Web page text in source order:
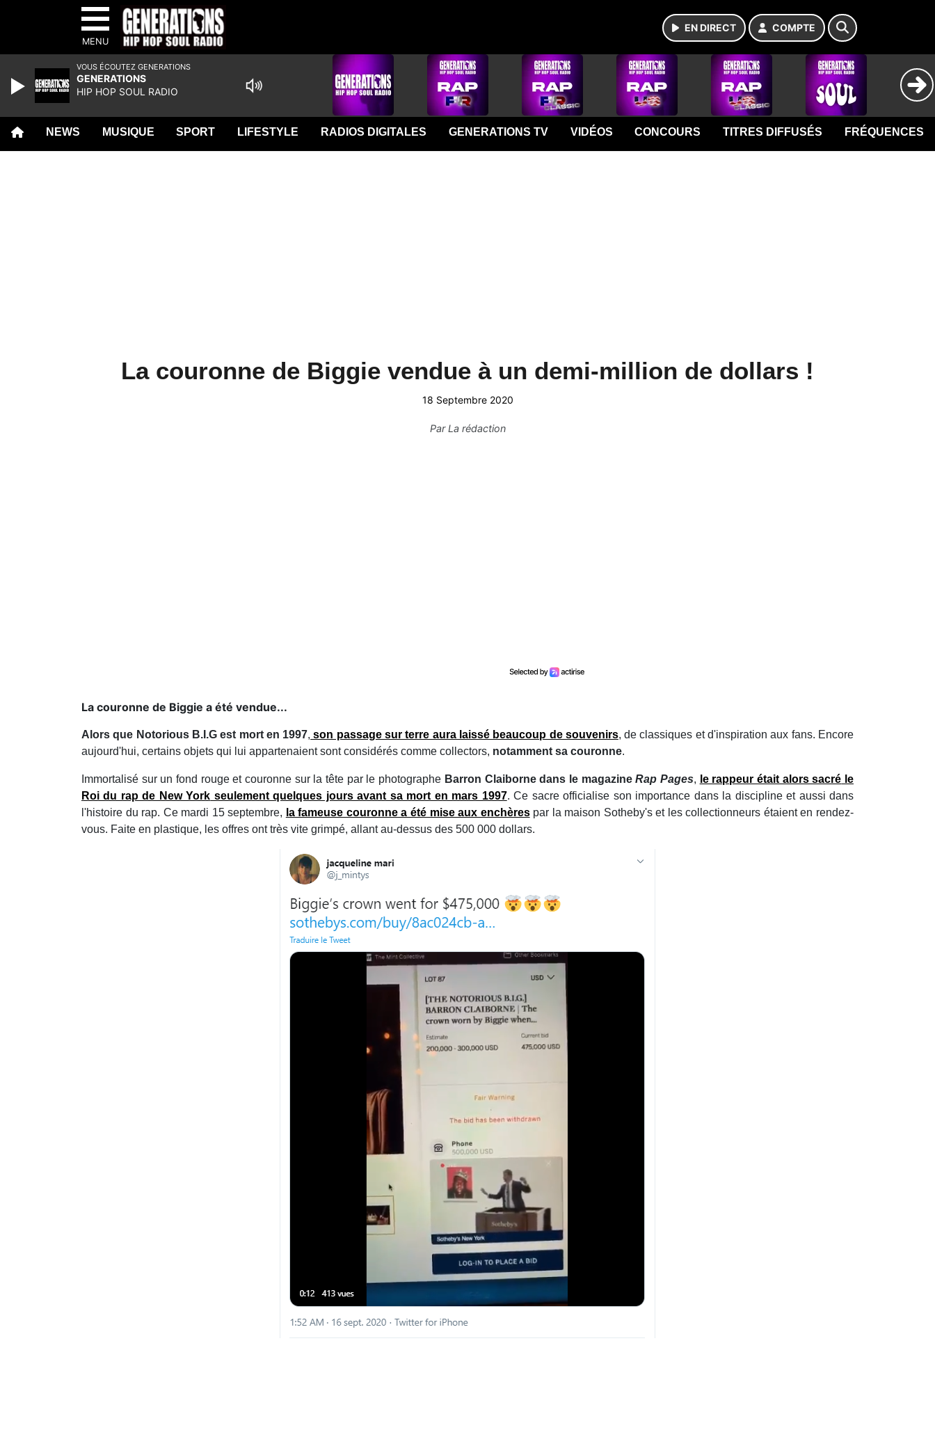
MENU
EN DIRECT COMPTE
NEWS MUSIQUE SPORT LIFESTYLE RADIOS DIGITALES GENERATIONS TV VIDÉOS CONCOURS TITRES DIFFUSÉS FRÉQUENCES
La couronne de Biggie vendue à un demi-million de dollars !
18 Septembre 2020
ParLa rédaction
La couronne de Biggie a été vendue...
Alors que Notorious B.I.G est mort en 1997, son passage sur terre aura laissé beaucoup de souvenirs, de classiques et d'inspiration aux fans. Encore
aujourd'hui, certains objets qui lui appartenaient sont considérés comme collectors, notamment sa couronne.
Immortalisé sur un fond rouge et couronne sur la tête par le photographe Barron Claiborne dans le magazineRap Pages, le rappeur était alors sacré le
Roi du rap de New York seulement quelques jours avant sa mort en mars 1997. Ce sacre officialise son importance dans la discipline et aussi dans
l'histoire du rap. Ce mardi 15 septembre, la fameuse couronne a été mise aux enchèrespar la maison Sotheby's et les collectionneurs étaient en rendez-
vous. Faite en plastique, les offres ont très vite grimpé, allant au-dessus des 500 000 dollars.
VOUS ÉCOUTEZ GENERATIONS
GENERATIONS
HIP HOP SOUL RADIO